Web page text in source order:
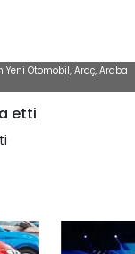
Otomobil, Araç, Araba
etti